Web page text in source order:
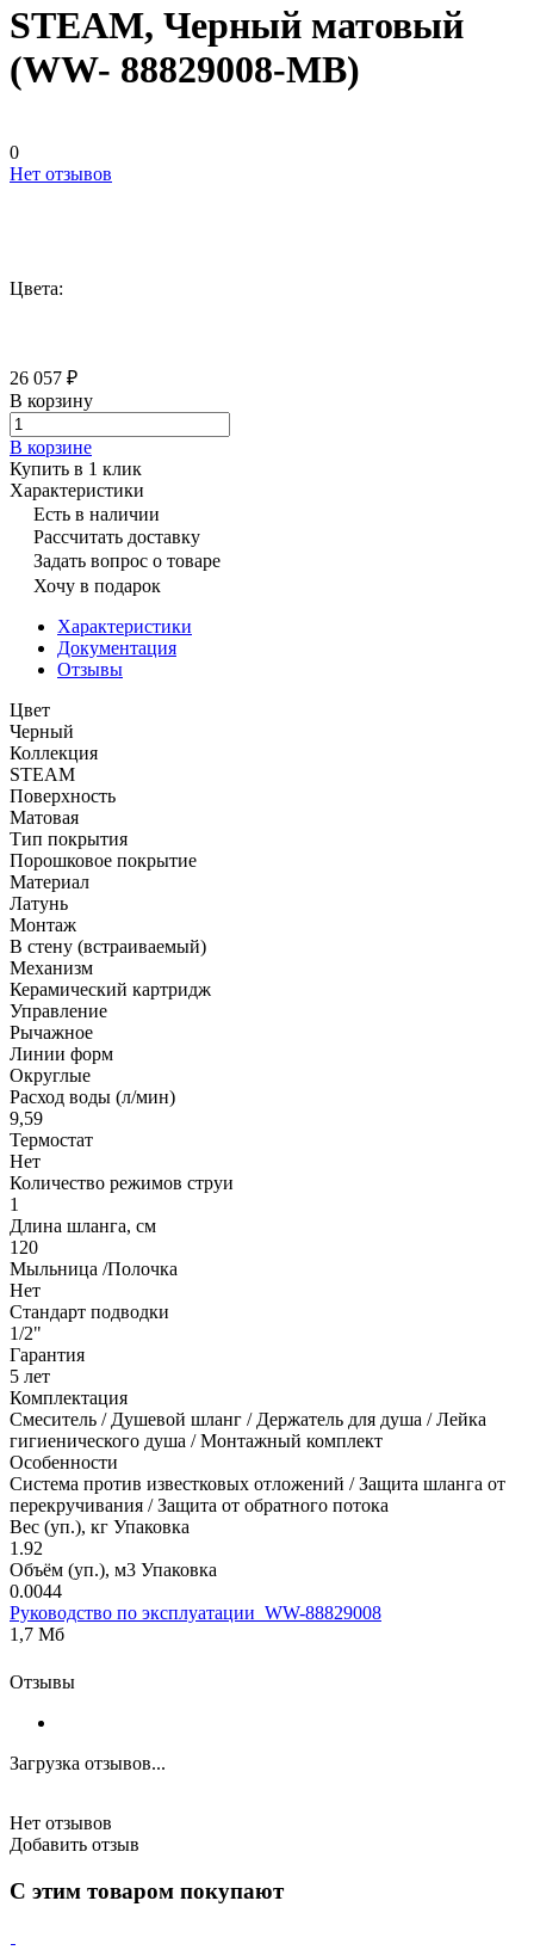
STEAM, Черный матовый
(WW- 88829008-MB)
0
Нет отзывов
Цвета:
26 057 ₽
В корзину
В корзине
Купить в 1 клик
Характеристики
Есть в наличии
Рассчитать доставку
Задать вопрос о товаре
Хочу в подарок
Характеристики
Документация
Отзывы
Цвет
Черный
Коллекция
STEAM
Поверхность
Матовая
Тип покрытия
Порошковое покрытие
Материал
Латунь
Монтаж
В стену (встраиваемый)
Механизм
Керамический картридж
Управление
Рычажное
Линии форм
Округлые
Расход воды (л/мин)
9,59
Термостат
Нет
Количество режимов струи
1
Длина шланга, см
120
Мыльница /Полочка
Нет
Стандарт подводки
1/2"
Гарантия
5 лет
Комплектация
Смеситель / Душевой шланг / Держатель для душа / Лейка
гигиенического душа / Монтажный комплект
Особенности
Система против известковых отложений / Защита шланга от
перекручивания / Защита от обратного потока
Вес (уп.), кг Упаковка
1.92
Объём (уп.), м3 Упаковка
0.0044
Руководство по эксплуатации_WW-88829008
1,7 Мб
Отзывы
Загрузка отзывов...
Нет отзывов
Добавить отзыв
С этим товаром покупают